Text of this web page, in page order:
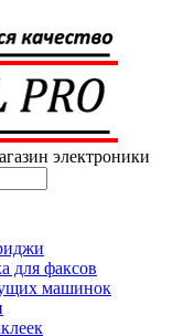
электроники
для факсов
машинок